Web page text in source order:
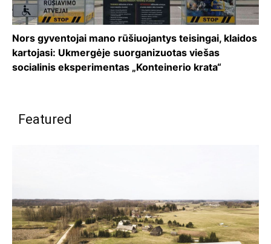
Nors gyventojai mano rūšiuojantys teisingai, klaidos
kartojasi: Ukmergėje suorganizuotas viešas
socialinis eksperimentas „Konteinerio krata“
Featured